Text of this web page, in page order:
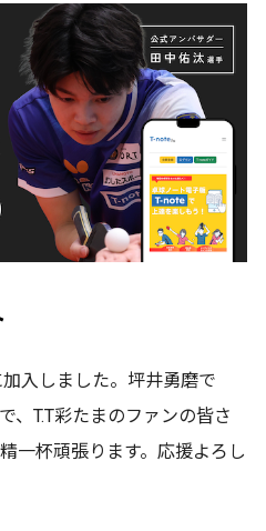
入しました。坪井勇磨で
、T.T彩たまのファンの皆さ
一杯頑張ります。応援よろし